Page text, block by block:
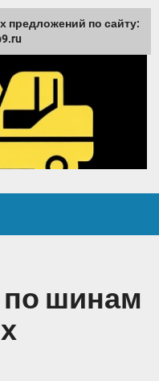
по шинам
предложений по сайту: